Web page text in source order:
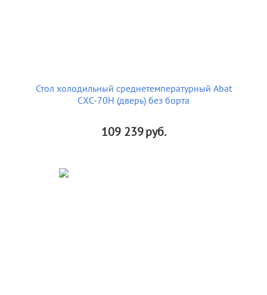
Стол холодильный среднетемпературный Abat
СХС-70Н (дверь) без борта
109 239руб.